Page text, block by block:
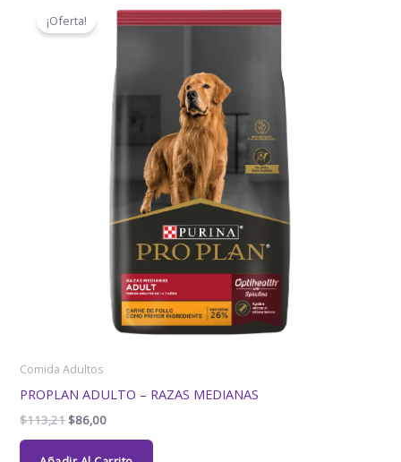
¡Oferta!
Comida Adultos
PROPLAN ADULTO – RAZAS MEDIANAS
$113,21
original
$86,00
precio
actual
$86,00.